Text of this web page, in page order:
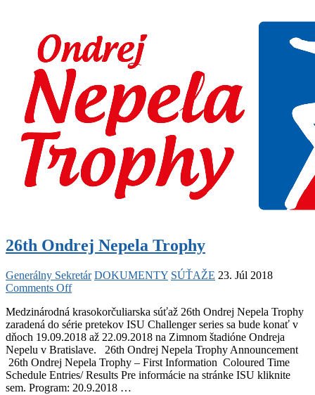
č.
1/2018
26th Ondrej Nepela Trophy
Generálny Sekretár DOKUMENTY SÚŤAŽE 23. Júl 2018
Comments Offon
Ondrej
Nepela
Trophy
Medzinárodná krasokorčuliarska súťaž 26th Ondrej Nepela Trophy
zaradená do série pretekov ISU Challenger series sa bude konať v
dňoch 19.09.2018 až 22.09.2018 na Zimnom štadióne Ondreja
Nepelu v Bratislave. 26th Ondrej Nepela Trophy Announcement
26th Ondrej Nepela Trophy – First Information Coloured Time
Schedule Entries/ Results Pre informácie na stránke ISU kliknite
sem. Program: 20.9.2018 …